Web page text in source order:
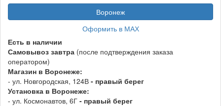
Воронеж
Оформить в МАХ
Есть в наличии
Самовывоз завтра (после подтверждения заказа
оператором)
Магазин в Воронеже:
- ул. Новгородская, 124В - правый берег
Установка в Воронеже:
- ул. Космонавтов, 6Г - правый берег